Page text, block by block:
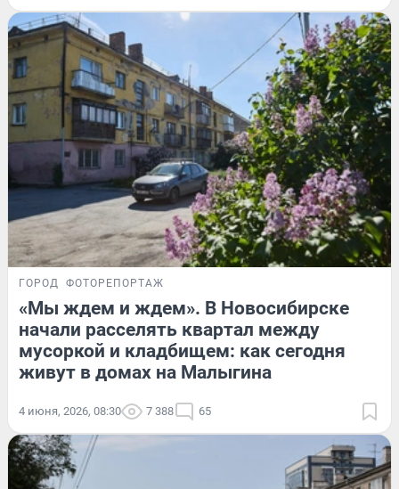
ГОРОД ФОТОРЕПОРТАЖ
«Мы ждем и ждем». В Новосибирске
начали расселять квартал между
мусоркой и кладбищем: как сегодня
живут в домах на Малыгина
4 июня, 2026, 08:30 7 388 65